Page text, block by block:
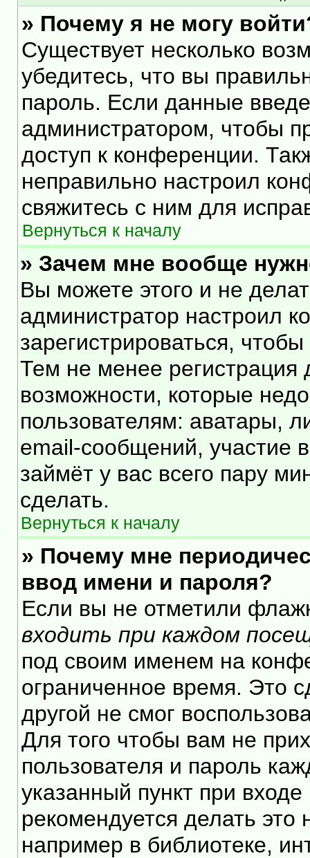
» Почему я не могу
Существует несколько
убедитесь, что вы
пароль. Если данные
администратором, чтобы
доступ к конференции.
неправильно настроил
свяжитесь с ним для
Вернуться к началу
» Зачем мне вообще
Вы можете этого и не
администратор настроил
зарегистрироваться,
Тем не менее
возможности, которые
пользователям: аватары,
email-сообщений, участие
займёт у вас всего пару
сделать.
Вернуться к началу
» Почему мне
ввод имени и пароля?
Если вы не отметили
входить при каждом
под своим именем на
ограниченное время. Это
другой не смог
Для того чтобы вам не
пользователя и пароль
указанный пункт при
рекомендуется делать
например в библиотеке,